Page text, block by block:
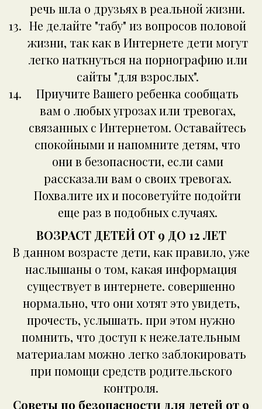
речь шла о друзьях в реальной жизни.
Не делайте "табу" из вопросов половой
жизни, так как в Интернете дети могут
легко наткнуться на порнографию или
сайты "для взрослых".
Приучите Вашего ребенка сообщать
вам о любых угрозах или тревогах,
связанных с Интернетом. Оставайтесь
спокойными и напомните детям, что
они в безопасности, если сами
рассказали вам о своих тревогах.
Похвалите их и посоветуйте подойти
еще раз в подобных случаях.
ВОЗРАСТ ДЕТЕЙ ОТ 9 ДО 12 ЛЕТ
В данном возрасте дети, как правило, уже
наслышаны о том, какая информация
существует в интернете. совершенно
нормально, что они хотят это увидеть,
прочесть, услышать. при этом нужно
помнить, что доступ к нежелательным
материалам можно легко заблокировать
при помощи средств родительского
контроля.
Советы по безопасности для детей от 9